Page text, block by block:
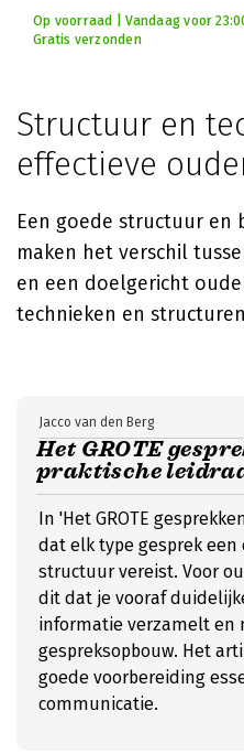
Op voorraad | Vandaag voor
Gratis verzonden
Structuur en
effectieve
Een goede structuur en
maken het verschil
en een doelgericht
technieken en
Het GROTE
praktische
Jacco van den Berg
In 'Het GROTE
dat elk type gesprek
structuur vereist. Voor
dit dat je vooraf
informatie verzamelt en
gespreksopbouw. Het
goede voorbereiding
communicatie.